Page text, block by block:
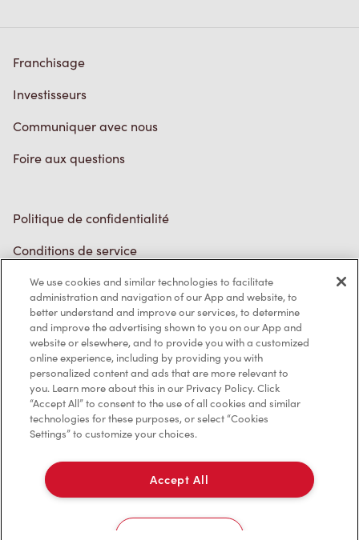
Franchisage
Investisseurs
Communiquer avec nous
Foire aux questions
Politique de confidentialité
Conditions de service
Marques de commerce
Accessibilité
Diagnostic
Contactez-nous
TM & © Tim Hortons, 2023
We use cookies and similar technologies to facilitate
administration and navigation of our App and website, to
better understand and improve our services, to determine
and improve the advertising shown to you on our App and
website or elsewhere, and to provide you with a customized
online experience, including by providing you with
personalized content and ads that are more relevant to
you. Learn more about this in our Privacy Policy. Click
“Accept All” to consent to the use of all cookies and similar
technologies for these purposes, or select “Cookies
Settings” to customize your choices.
Accept All